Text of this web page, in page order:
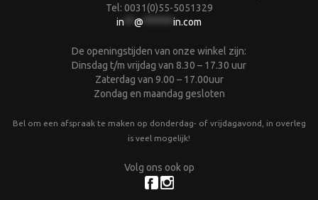
Tel: 0031(0)55-5051329
in
@ in.com
De openingstijden van onze winkel zijn:
Dinsdag t/m vrijdag van 8.30 – 17.30 uur
Zaterdag van 9.00 – 17.00uur
Zondag en maandag gesloten
Bel om een afspraak te maken op donderdag- of vrijdagavond, in overleg
is veel mogelijk!
Volg ons ook op